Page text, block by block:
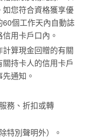
您符合資格獲享優
個工作天內自動誌
用卡戶口內。
算現金回贈的有關
持卡人的信用卡戶
通知。
務、折扣或轉
特別聲明外）。